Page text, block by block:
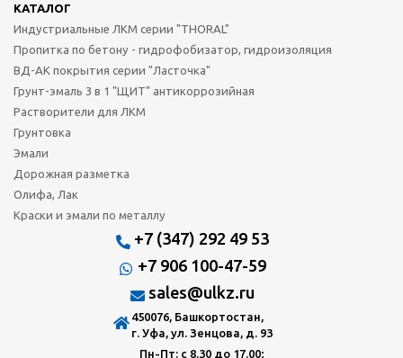
КАТАЛОГ
Индустриальные ЛКМ серии "THORAL"
Пропитка по бетону - гидрофобизатор, гидроизоляция
ВД-АК покрытия серии "Ласточка"
Грунт-эмаль 3 в 1 "ЩИТ" антикоррозийная
Растворители для ЛКМ
Грунтовка
Эмали
Дорожная разметка
Олифа, Лак
Краски и эмали по металлу
+7 (347) 292 49 53
+7 906 100-47-59
sales@ulkz.ru
450076, Башкортостан,
г. Уфа, ул. Зенцова, д. 93
Пн-Пт: с 8.30 до 17.00;